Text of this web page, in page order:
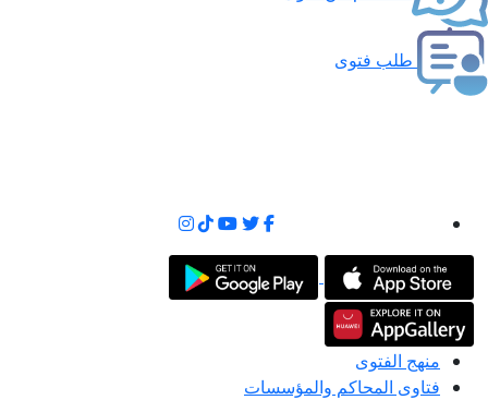
طلب فتوى
منهج الفتوى
فتاوى المحاكم والمؤسسات